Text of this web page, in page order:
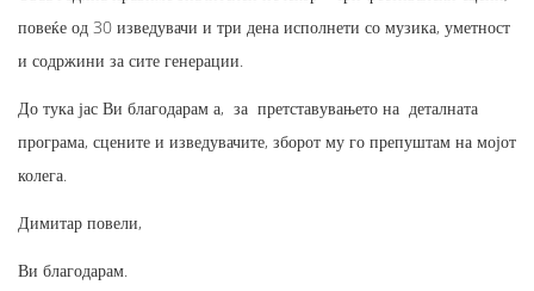
повеќе од 30 изведувачи и три дена исполнети со музика, уметност
и содржини за сите генерации.
До тука јас Ви благодарам а, за претставувањето на деталната
програма, сцените и изведувачите, зборот му го препуштам на мојот
колега.
Димитар повели,
Ви благодарам.